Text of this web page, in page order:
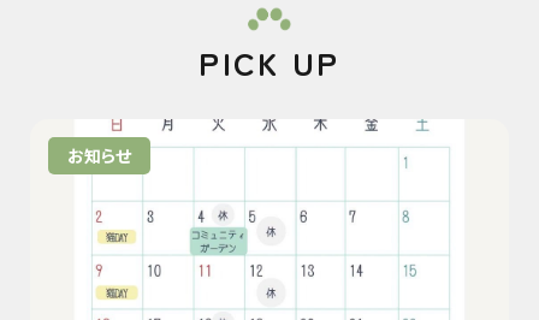
PICK UP
お知らせ